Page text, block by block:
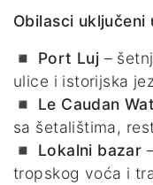
Obilasci uključeni
◾ Port Luj –
ulice i istorijska
◾ Le Caudan
sa šetalištima,
◾ Lokalni bazar
tropskog voća i